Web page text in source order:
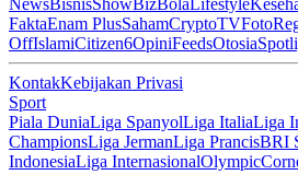
NewsBisnisShowBizBolaLifestyle
FaktaEnam PlusSahamCryptoTVFoto
OffIslamiCitizen6OpiniFeedsOtosia
KontakKebijakan Privasi
Sport
Piala DuniaLiga SpanyolLiga ItaliaLiga
ChampionsLiga JermanLiga PrancisBRI
IndonesiaLiga InternasionalOlympic